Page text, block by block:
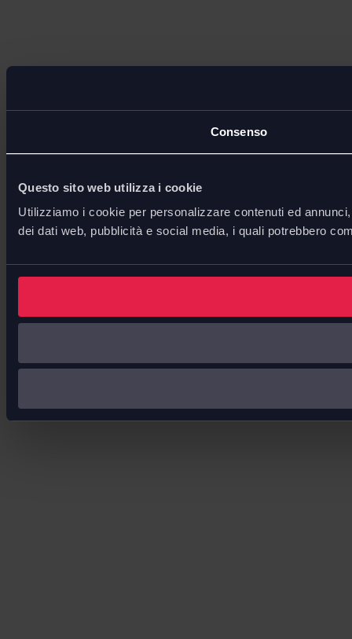
Consenso
Questo sito web utilizza i cookie
Utilizziamo i cookie per personalizzare contenuti ed
dei dati web, pubblicità e social media, i quali potrebbero